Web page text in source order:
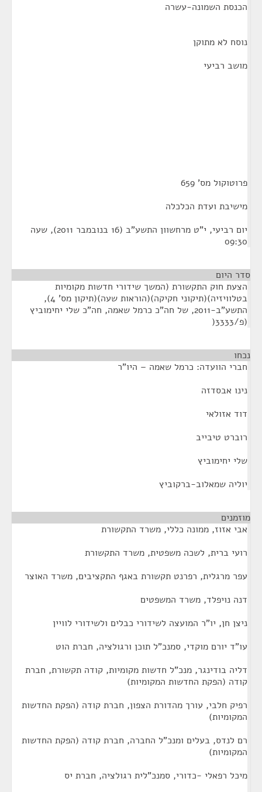
הכנסת השמונה-עשרה
נוסח לא מתוקן
מושב רביעי
פרוטוקול מס' 659
מישיבת ועדת הכלכלה
יום רביעי, י"ט מרחשוון התשע"ב (16 בנובמבר 2011), שעה
09:30
סדר היום
הצעת חוק התקשורת (המשך שידורי חדשות מקומיות
בטלוויזיה)(תיקוני חקיקה)(הוראות שעה)(תיקון מס' 4),
התשע"ב-2011, של חה"כ כרמל שאמה, חה"כ שלי יחימוביץ
(פ/3333(
נכחו
חברי הוועדה: כרמל שאמה – היו"ר
נינו אבסדזה
דוד אזולאי
רוברט טיבייב
שלי יחימוביץ
יוליה שמאלוב-ברקוביץ
מוזמנים
אבי אזוז, ממונה כללי, משרד התקשורת
רועי ברית, לשכה משפטית, משרד התקשורת
עפר מרגלית, רפרנט תקשורת באגף התקציבים, משרד האוצר
דנה נויפלד, משרד המשפטים
ניצן חן, יו"ר המועצה לשידורי כבלים ולשידורי לוויין
עו"ד יורם מוקדי, סמנכ"ל תוכן ורגולציה, חברת הוט
דליה בודינגר, מנכ"ל חדשות מקומיות, קודה תקשורת, חברת
קודה (הפקת החדשות המקומיות)
רפיק חלבי, עורך מהדורת הצפון, חברת קודה (הפקת החדשות
המקומיות)
רם לנדס, בעלים ומנכ"ל החברה, חברת קודה (הפקת החדשות
המקומיות)
מיכל רפאלי -כדורי, סמנכ"לית רגולציה, חברת יס